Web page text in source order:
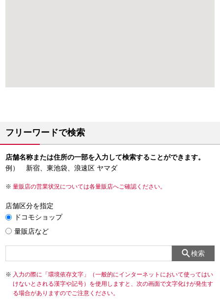
フリーワードで検索
店舗名称または住所の一部を入力して検索することができます。
例） 新宿、東池袋、浪速区 ヤマダ
量販店の営業状況については各量販店へご確認ください。
店舗区分を指定
ドコモショップ
量販店など
検索
入力の際に「環境依存文字」（一般的にインターネットにおいて使ってはい
けないとされる漢字や記号）を使用しますと、次の画面で文字化けが発生す
る場合がありますのでご注意ください。